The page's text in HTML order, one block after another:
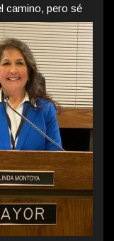
camino, pero sé